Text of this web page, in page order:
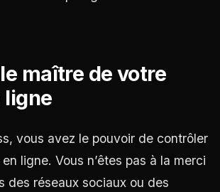
maître de votre
ligne
vous avez le pouvoir de contrôler
ligne. Vous n’êtes pas à la merci
des réseaux sociaux ou des